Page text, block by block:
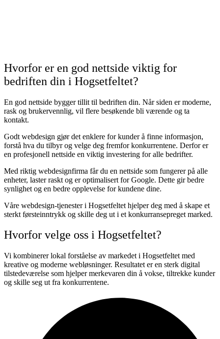
Hvorfor er en god nettside viktig for
bedriften din i Hogsetfeltet?
En god nettside bygger tillit til bedriften din. Når siden er moderne,
rask og brukervennlig, vil flere besøkende bli værende og ta
kontakt.
Godt webdesign gjør det enklere for kunder å finne informasjon,
forstå hva du tilbyr og velge deg fremfor konkurrentene. Derfor er
en profesjonell nettside en viktig investering for alle bedrifter.
Med riktig webdesignfirma får du en nettside som fungerer på alle
enheter, laster raskt og er optimalisert for Google. Dette gir bedre
synlighet og en bedre opplevelse for kundene dine.
Våre webdesign-tjenester i Hogsetfeltet hjelper deg med å skape et
sterkt førsteinntrykk og skille deg ut i et konkurransepreget marked.
Hvorfor velge oss i Hogsetfeltet?
Vi kombinerer lokal forståelse av markedet i Hogsetfeltet med
kreative og moderne webløsninger. Resultatet er en sterk digital
tilstedeværelse som hjelper merkevaren din å vokse, tiltrekke kunder
og skille seg ut fra konkurrentene.